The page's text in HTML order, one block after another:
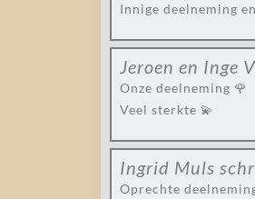
Innige deelneming
Jeroen en Inge
Onze deelneming 🌹
Veel sterkte 💫
Ingrid Muls
Oprechte